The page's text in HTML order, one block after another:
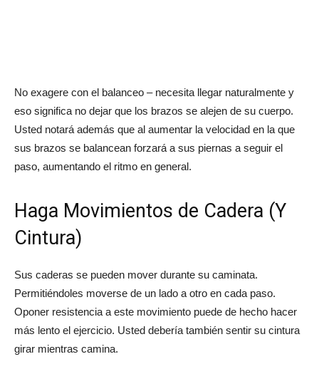
No exagere con el balanceo – necesita llegar naturalmente y
eso significa no dejar que los brazos se alejen de su cuerpo.
Usted notará además que al aumentar la velocidad en la que
sus brazos se balancean forzará a sus piernas a seguir el
paso, aumentando el ritmo en general.
Haga Movimientos de Cadera (Y
Cintura)
Sus caderas se pueden mover durante su caminata.
Permitiéndoles moverse de un lado a otro en cada paso.
Oponer resistencia a este movimiento puede de hecho hacer
más lento el ejercicio. Usted debería también sentir su cintura
girar mientras camina.